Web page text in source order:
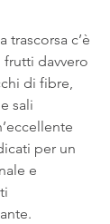
trascorsa c’è
frutti davvero
di fibre,
sali
per un
e